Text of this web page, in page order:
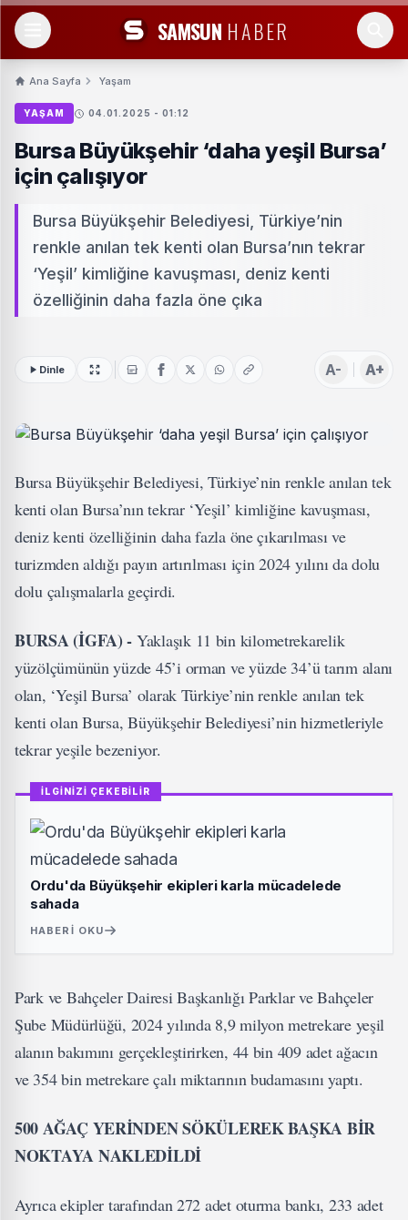
SAMSUN HABER
Ana Sayfa Yaşam
YAŞAM 04.01.2025 - 01:12
Bursa Büyükşehir ‘daha yeşil Bursa’
için çalışıyor
Bursa Büyükşehir Belediyesi, Türkiye’nin
renkle anılan tek kenti olan Bursa’nın tekrar
‘Yeşil’ kimliğine kavuşması, deniz kenti
özelliğinin daha fazla öne çıka
Dinle A- A+
Bursa Büyükşehir Belediyesi, Türkiye’nin renkle anılan tek
kenti olan Bursa’nın tekrar ‘Yeşil’ kimliğine kavuşması,
deniz kenti özelliğinin daha fazla öne çıkarılması ve
turizmden aldığı payın artırılması için 2024 yılını da dolu
dolu çalışmalarla geçirdi.
BURSA (İGFA) - Yaklaşık 11 bin kilometrekarelik
yüzölçümünün yüzde 45’i orman ve yüzde 34’ü tarım alanı
olan, ‘Yeşil Bursa’ olarak Türkiye’nin renkle anılan tek
kenti olan Bursa, Büyükşehir Belediyesi’nin hizmetleriyle
tekrar yeşile bezeniyor.
İLGİNİZİ ÇEKEBİLİR
Ordu'da Büyükşehir ekipleri karla mücadelede
sahada
HABERI OKU
Park ve Bahçeler Dairesi Başkanlığı Parklar ve Bahçeler
Şube Müdürlüğü, 2024 yılında 8,9 milyon metrekare yeşil
alanın bakımını gerçekleştirirken, 44 bin 409 adet ağacın
ve 354 bin metrekare çalı miktarının budamasını yaptı.
500 AĞAÇ YERİNDEN SÖKÜLEREK BAŞKA BİR
NOKTAYA NAKLEDİLDİ
Ayrıca ekipler tarafından 272 adet oturma bankı, 233 adet